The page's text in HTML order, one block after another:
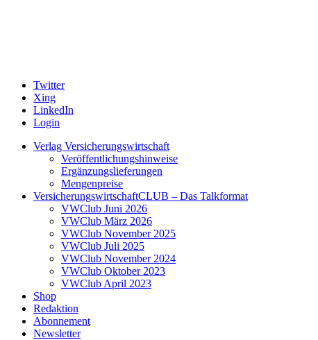
Twitter
Xing
LinkedIn
Login
Verlag Versicherungswirtschaft
Veröffentlichungshinweise
Ergänzungslieferungen
Mengenpreise
VersicherungswirtschaftCLUB – Das Talkformat
VWClub Juni 2026
VWClub März 2026
VWClub November 2025
VWClub Juli 2025
VWClub November 2024
VWClub Oktober 2023
VWClub April 2023
Shop
Redaktion
Abonnement
Newsletter